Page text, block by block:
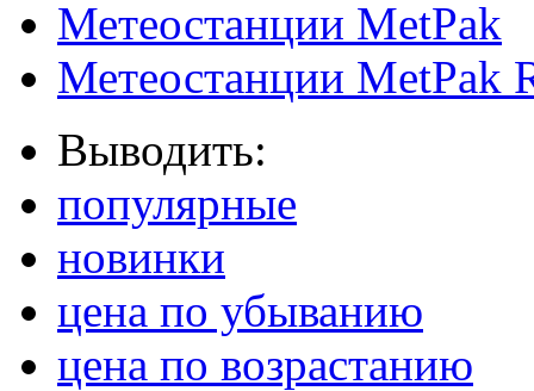
Метеостанции MetPak
Метеостанции MetPak
Выводить:
популярные
новинки
цена по убыванию
цена по возрастанию